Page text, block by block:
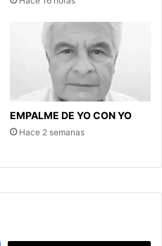
EMPALME DE YO CON YO
Hace 2 semanas